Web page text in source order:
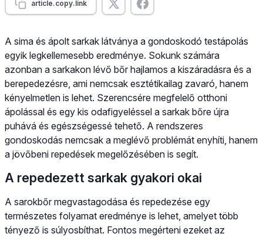
article.copy.link
A sima és ápolt sarkak látványa a gondoskodó testápolás
egyik legkellemesebb eredménye. Sokunk számára
azonban a sarkakon lévő bőr hajlamos a kiszáradásra és a
berepedezésre, ami nemcsak esztétikailag zavaró, hanem
kényelmetlen is lehet. Szerencsére megfelelő otthoni
ápolással és egy kis odafigyeléssel a sarkak bőre újra
puhává és egészségessé tehető. A rendszeres
gondoskodás nemcsak a meglévő problémát enyhíti, hanem
a jövőbeni repedések megelőzésében is segít.
A repedezett sarkak gyakori okai
A sarokbőr megvastagodása és repedezése egy
természetes folyamat eredménye is lehet, amelyet több
tényező is súlyosbíthat. Fontos megérteni ezeket az